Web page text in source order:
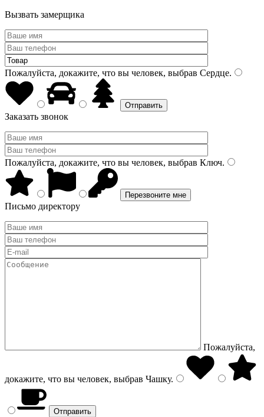
Вызвать замерщика
Пожалуйста, докажите, что вы человек, выбрав Сердце.
Заказать звонок
Пожалуйста, докажите, что вы человек, выбрав Ключ.
Письмо директору
Пожалуйста,
докажите, что вы человек, выбрав Чашку.